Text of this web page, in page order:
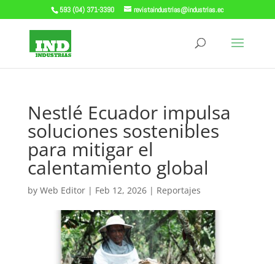
593 (04) 371-3390 revistaindustrias@industrias.ec
Nestlé Ecuador impulsa
soluciones sostenibles
para mitigar el
calentamiento global
by Web Editor| Feb 12, 2026| Reportajes